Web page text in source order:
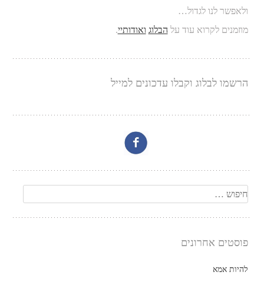
ולאפשר לנו לגדול…
מוזמנים לקרוא עוד על הבלוג ואודותיי.
הרשמו לבלוג וקבלו עדכונים למייל
חיפוש
פוסטים אחרונים
להיות אמא